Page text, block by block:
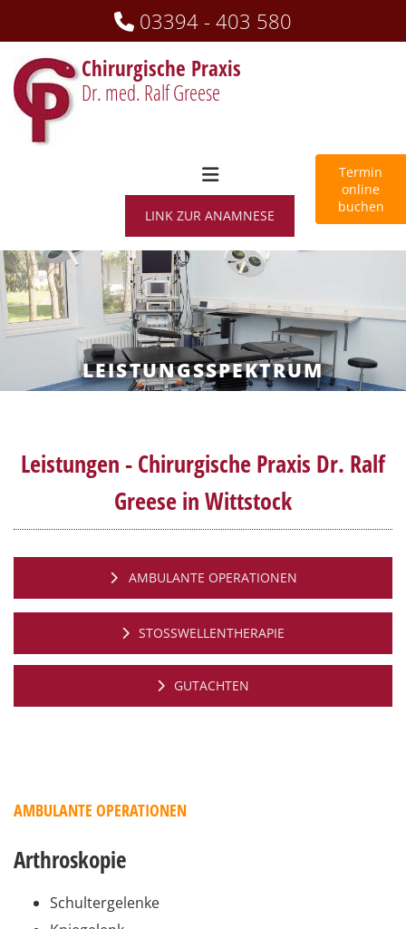
Zum Inhalt springen
 03394 - 403 580
Chirurgische Praxis
Dr. med. Ralf Greese
LINK ZUR ANAMNESE
Termin
online
buchen
LEISTUNGSSPEKTRUM
Leistungen - Chirurgische Praxis Dr. Ralf
Greese in Wittstock
AMBULANTE OPERATIONEN
STOSSWELLENTHERAPIE
GUTACHTEN
AMBULANTE OPERATIONEN
Arthroskopie
Schultergelenke